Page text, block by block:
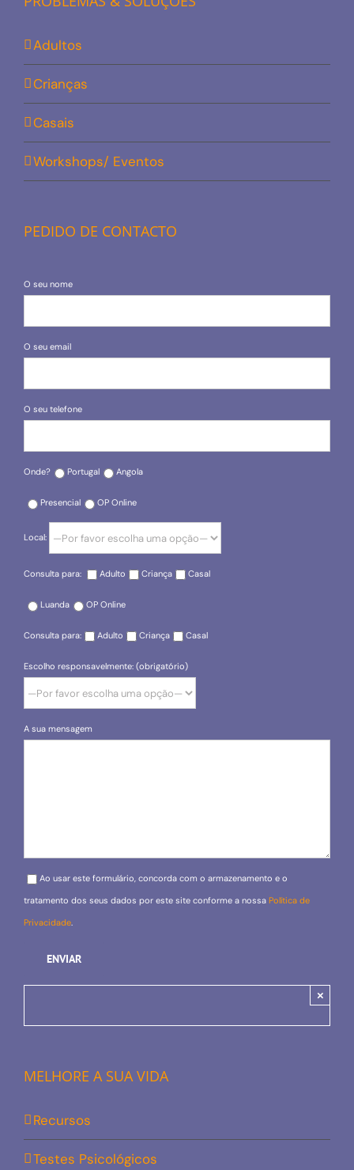
Adultos
Crianças
Casais
Workshops/ Eventos
PEDIDO DE CONTACTO
O seu nome
O seu email
O seu telefone
Onde? Portugal Angola
Presencial OP Online
Local:
Consulta para: Adulto Criança Casal
Luanda OP Online
Consulta para: Adulto Criança Casal
Escolho responsavelmente: (obrigatório)
A sua mensagem
Please leave this field empty.
Ao usar este formulário, concorda com o armazenamento e o
tratamento dos seus dados por este site conforme a nossa Política de
Privacidade.
×
MELHORE A SUA VIDA
Recursos
Testes Psicológicos